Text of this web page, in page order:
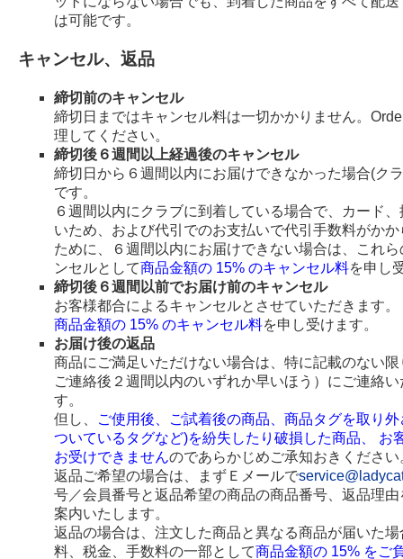
は可能です。
キャンセル、返品
締切前のキャンセル
締切日まではキャンセル料は一切かかりません。
理してください。
締切後６週間以上経過後のキャンセル
締切日から６週間以内にお届けできなかった場合(ク
です。
６週間以内にクラブに到着している場合で、カード
いため、および代引でのお支払いで代引手数料がか
ために、６週間以内にお届けできない場合は、これ
ンセルとして商品金額の 15% のキャンセル料を申し
締切後６週間以前でお届け前のキャンセル
お客様都合によるキャンセルとさせていただきます。
商品金額の 15% のキャンセル料を申し受けます。
お届け後の返品
商品にご満足いただけない場合は、特に記載のない
ご連絡後２週間以内のいずれか早いほう）にご連絡
す。
但し、
ご使用後、ご試着後の商品、商品タグを取り
ついているタグなど)を紛失したり破損した商品、
お受けできませんのであらかじめご承知おきください
返品ご希望の場合は、まずＥメールで
号／会員番号と返品希望の商品の商品番号、返品理
案内いたします。
返品の場合は、注文した商品と異なる商品が届いた
料、税金、手数料の一部として商品金額の 15% をご